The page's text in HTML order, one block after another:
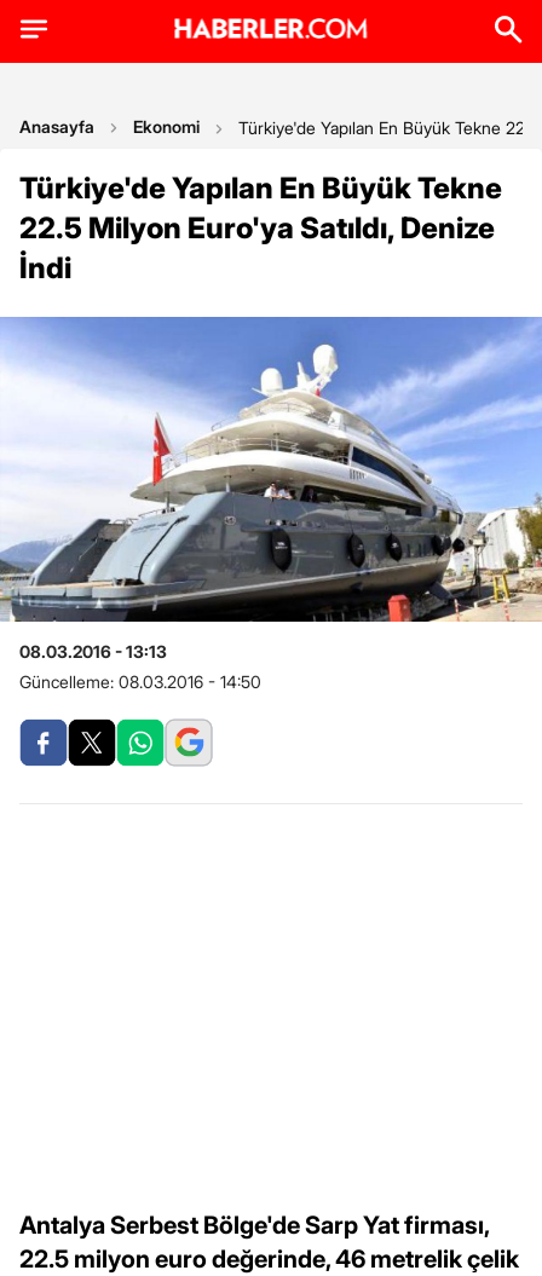
Anasayfa Ekonomi Türkiye'de Yapılan En Büyük Tekne
Türkiye'de Yapılan En Büyük Tekne
22.5 Milyon Euro'ya Satıldı, Denize
İndi
08.03.2016 - 13:13
Güncelleme: 08.03.2016 - 14:50
Antalya Serbest Bölge'de Sarp Yat firması,
22.5 milyon euro değerinde, 46 metrelik çelik